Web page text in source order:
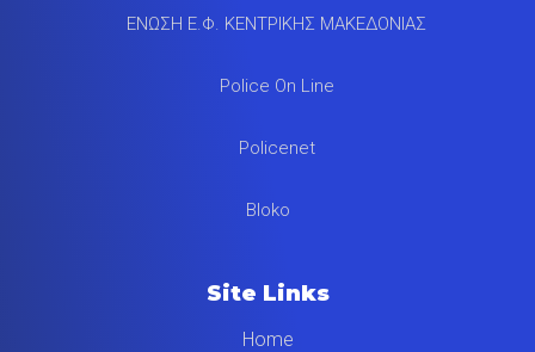
ΕΝΩΣΗ Ε.Φ. ΚΕΝΤΡΙΚΗΣ ΜΑΚΕΔΟΝΙΑΣ
Police On Line
Policenet
Bloko
Site Links
Home